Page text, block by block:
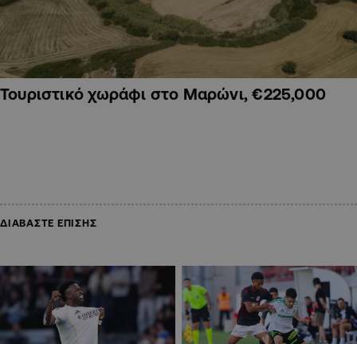
Τουριστικό χωράφι στο Μαρώνι, €225,000
ΔΙΑΒΑΣΤΕ ΕΠΙΣΗΣ